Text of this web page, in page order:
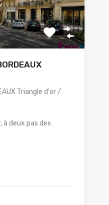
Triangle d'or /
à deux pas des